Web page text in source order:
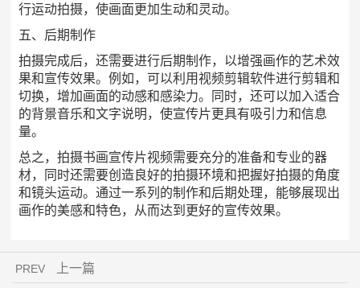
行运动拍摄，使画面更加生动和灵动。
五、后期制作
拍摄完成后，还需要进行后期制作，以增强画作的艺术效
果和宣传效果。例如，可以利用视频剪辑软件进行剪辑和
切换，增加画面的动感和感染力。同时，还可以加入适合
的背景音乐和文字说明，使宣传片更具有吸引力和信息
量。
总之，拍摄书画宣传片视频需要充分的准备和专业的器
材，同时还需要创造良好的拍摄环境和把握好拍摄的角度
和镜头运动。通过一系列的制作和后期处理，能够展现出
画作的美感和特色，从而达到更好的宣传效果。
PREV 上一篇